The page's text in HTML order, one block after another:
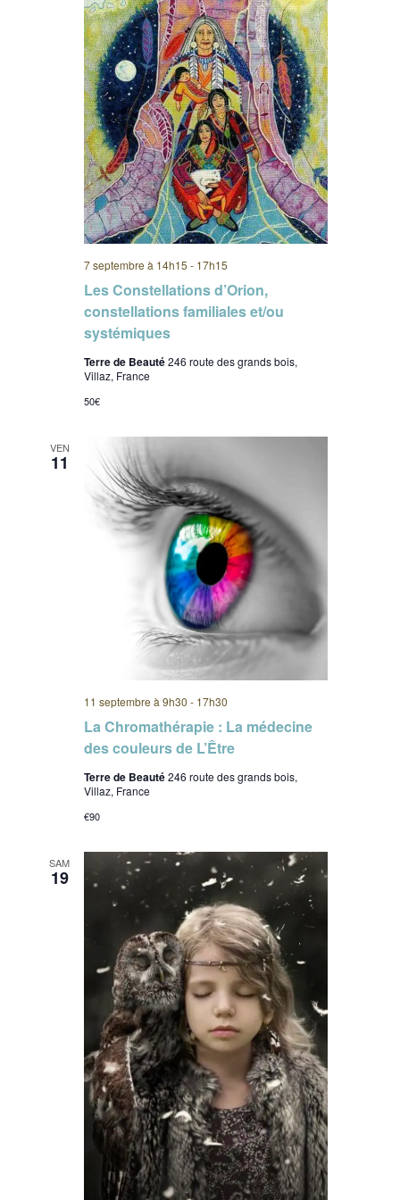
Les Constellations d’Orion,
constellations familiales et/ou
systémiques
7 septembre à 14h15 - 17h15
Terre de Beauté246 route des grands bois,
Villaz, France
50€
VEN
11
La Chromathérapie : La médecine
des couleurs de L’Être
11 septembre à 9h30 - 17h30
Terre de Beauté246 route des grands bois,
Villaz, France
€90
SAM
19